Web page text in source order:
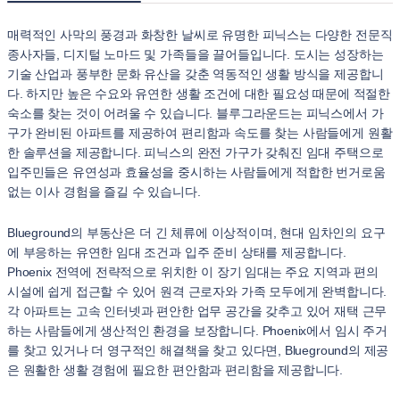
매력적인 사막의 풍경과 화창한 날씨로 유명한 피닉스는 다양한 전문직
종사자들, 디지털 노마드 및 가족들을 끌어들입니다. 도시는 성장하는
기술 산업과 풍부한 문화 유산을 갖춘 역동적인 생활 방식을 제공합니
다. 하지만 높은 수요와 유연한 생활 조건에 대한 필요성 때문에 적절한
숙소를 찾는 것이 어려울 수 있습니다. 블루그라운드는 피닉스에서 가
구가 완비된 아파트를 제공하여 편리함과 속도를 찾는 사람들에게 원활
한 솔루션을 제공합니다. 피닉스의 완전 가구가 갖춰진 임대 주택으로
입주민들은 유연성과 효율성을 중시하는 사람들에게 적합한 번거로움
없는 이사 경험을 즐길 수 있습니다.
Blueground의 부동산은 더 긴 체류에 이상적이며, 현대 임차인의 요구
에 부응하는 유연한 임대 조건과 입주 준비 상태를 제공합니다.
Phoenix 전역에 전략적으로 위치한 이 장기 임대는 주요 지역과 편의
시설에 쉽게 접근할 수 있어 원격 근로자와 가족 모두에게 완벽합니다.
각 아파트는 고속 인터넷과 편안한 업무 공간을 갖추고 있어 재택 근무
하는 사람들에게 생산적인 환경을 보장합니다. Phoenix에서 임시 주거
를 찾고 있거나 더 영구적인 해결책을 찾고 있다면, Blueground의 제공
은 원활한 생활 경험에 필요한 편안함과 편리함을 제공합니다.